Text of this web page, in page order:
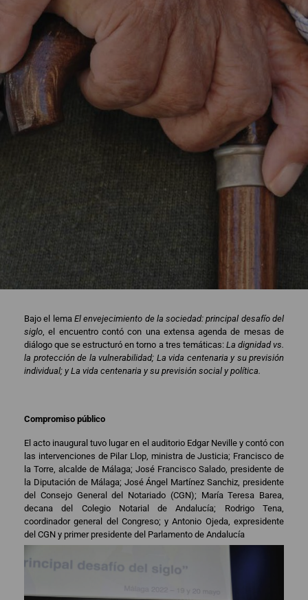
Bajo el lema El envejecimiento de la sociedad: principal desafío del
siglo, el encuentro contó con una extensa agenda de mesas de
diálogo que se estructuró en torno a tres temáticas: La dignidad vs.
la protección de la vulnerabilidad; La vida centenaria y su previsión
individual; y La vida centenaria y su previsión social y política.
Compromiso público
El acto inaugural tuvo lugar en el auditorio Edgar Neville y contó con
las intervenciones de Pilar Llop, ministra de Justicia; Francisco de
la Torre, alcalde de Málaga; José Francisco Salado, presidente de
la Diputación de Málaga; José Ángel Martínez Sanchiz, presidente
del Consejo General del Notariado (CGN); María Teresa Barea,
decana del Colegio Notarial de Andalucía; Rodrigo Tena,
coordinador general del Congreso; y Antonio Ojeda, expresidente
del CGN y primer presidente del Parlamento de Andalucía